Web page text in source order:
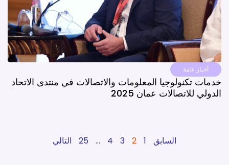
أخبار عامة
خدمات تكنولوجيا المعلومات والاتصالات في منتدى الاتحاد
الدولي للاتصالات عمان 2025
السابق 1
2
3
4
…
25 التالي